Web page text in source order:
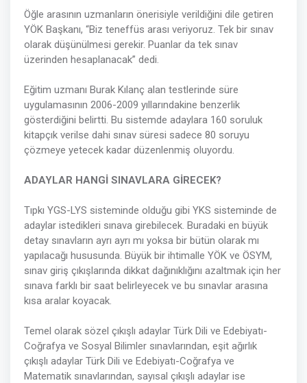
Öğle arasının uzmanların önerisiyle verildiğini dile getiren
YÖK Başkanı, “Biz teneffüs arası veriyoruz. Tek bir sınav
olarak düşünülmesi gerekir. Puanlar da tek sınav
üzerinden hesaplanacak” dedi.
Eğitim uzmanı Burak Kılanç alan testlerinde süre
uygulamasının 2006-2009 yıllarındakine benzerlik
gösterdiğini belirtti. Bu sistemde adaylara 160 soruluk
kitapçık verilse dahi sınav süresi sadece 80 soruyu
çözmeye yetecek kadar düzenlenmiş oluyordu.
ADAYLAR HANGİ SINAVLARA GİRECEK?
Tıpkı YGS-LYS sisteminde olduğu gibi YKS sisteminde de
adaylar istedikleri sınava girebilecek. Buradaki en büyük
detay sınavların ayrı ayrı mı yoksa bir bütün olarak mı
yapılacağı hususunda. Büyük bir ihtimalle YÖK ve ÖSYM,
sınav giriş çıkışlarında dikkat dağınıklığını azaltmak için her
sınava farklı bir saat belirleyecek ve bu sınavlar arasına
kısa aralar koyacak.
Temel olarak sözel çıkışlı adaylar Türk Dili ve Edebiyatı-
Coğrafya ve Sosyal Bilimler sınavlarından, eşit ağırlık
çıkışlı adaylar Türk Dili ve Edebiyatı-Coğrafya ve
Matematik sınavlarından, sayısal çıkışlı adaylar ise